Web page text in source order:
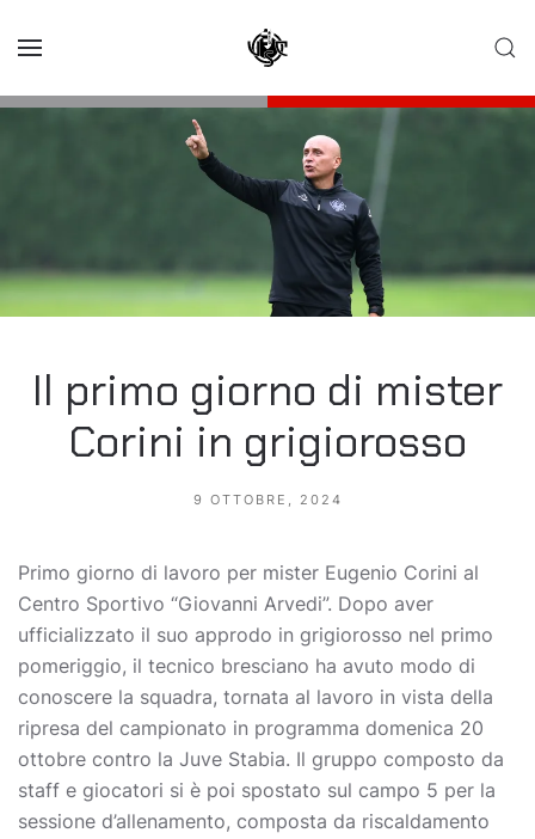
Il primo giorno di mister
Corini in grigiorosso
9 OTTOBRE, 2024
Primo giorno di lavoro per mister Eugenio Corini al
Centro Sportivo “Giovanni Arvedi”. Dopo aver
ufficializzato il suo approdo in grigiorosso nel primo
pomeriggio, il tecnico bresciano ha avuto modo di
conoscere la squadra, tornata al lavoro in vista della
ripresa del campionato in programma domenica 20
ottobre contro la Juve Stabia. Il gruppo composto da
staff e giocatori si è poi spostato sul campo 5 per la
sessione d’allenamento, composta da riscaldamento